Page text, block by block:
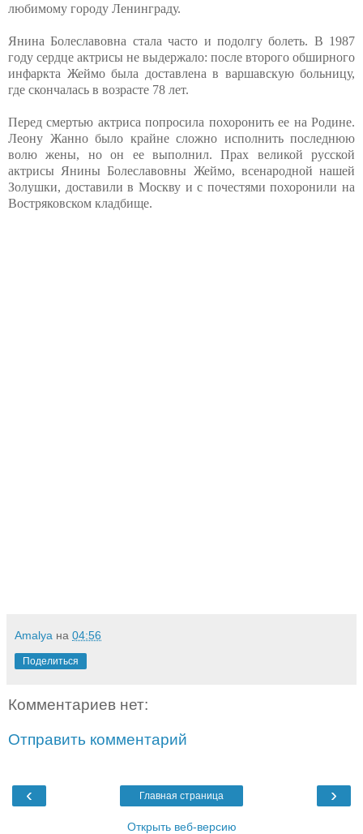
любимому городу Ленинграду.
Янина Болеславовна стала часто и подолгу болеть. В 1987
году сердце актрисы не выдержало: после второго обширного
инфаркта Жеймо была доставлена в варшавскую больницу,
где скончалась в возрасте 78 лет.
Перед смертью актриса попросила похоронить ее на Родине.
Леону Жанно было крайне сложно исполнить последнюю
волю жены, но он ее выполнил. Прах великой русской
актрисы Янины Болеславовны Жеймо, всенародной нашей
Золушки, доставили в Москву и с почестями похоронили на
Востряковском кладбище.
Amalya на 04:56
Поделиться
Комментариев нет:
Отправить комментарий
‹ ›
Главная страница
Открыть веб-версию